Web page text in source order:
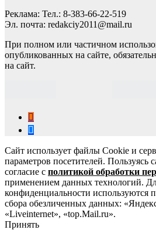
Реклама: Тел.: 8-383-66-22-519
Эл. почта: redakciy2011@mail.ru
При полном или частичном
опубликованных на сайте,
на сайт.
Сайт использует файлы Cookie и
параметров посетителей. Пользуясь
согласие с политикой обработки
применением данных технологий.
конфиденциальности используются
сбора обезличенных данных:
«Liveinternet», «top.Mail.ru».
Принять